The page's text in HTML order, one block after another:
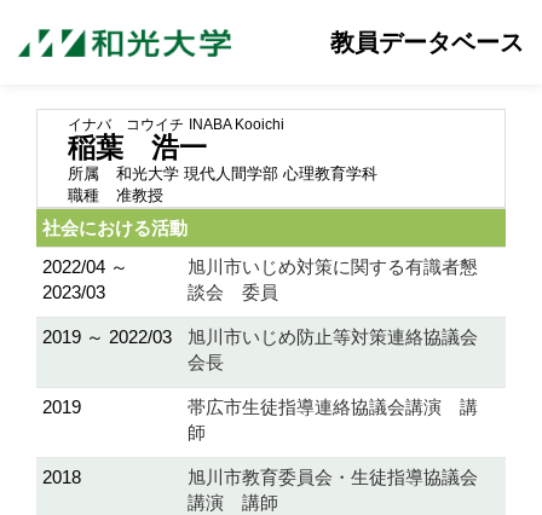
教員データベース
イナバ コウイチ INABA Kooichi
稲葉 浩一
所属
和光大学 現代人間学部 心理教育学科
職種
准教授
社会における活動
2022/04 ～
2023/03
旭川市いじめ対策に関する有識者懇
談会 委員
2019 ～ 2022/03
旭川市いじめ防止等対策連絡協議会
会長
2019
帯広市生徒指導連絡協議会講演 講
師
2018
旭川市教育委員会・生徒指導協議会
講演 講師